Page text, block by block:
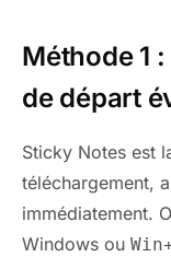
Méthode 1
de départ
Sticky Notes est
téléchargement,
immédiatement.
Windows ou